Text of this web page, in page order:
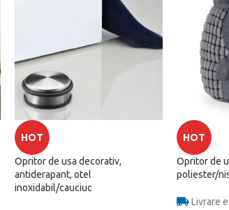
HOT
Opritor de usa decorativ,
antiderapant, otel
inoxidabil/cauciuc
HOT
Opritor de
poliester/
Livrare